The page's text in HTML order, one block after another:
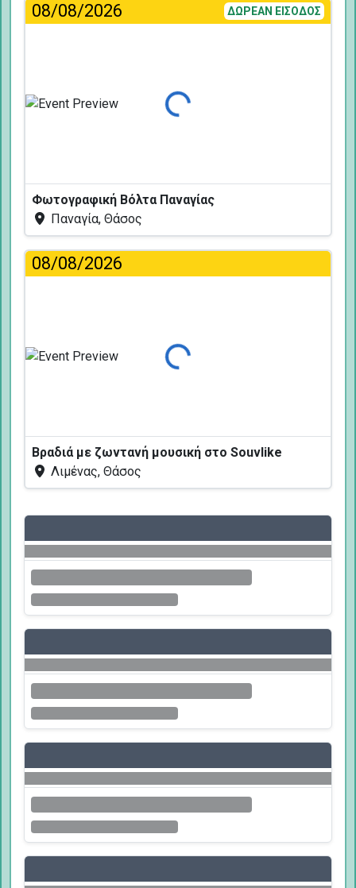
08/08/2026 ΔΩΡΕΑΝ ΕΙΣΟΔΟΣ
Φόρτωση...
Φωτογραφική Βόλτα Παναγίας
Παναγία, Θάσος
08/08/2026
Φόρτωση...
Βραδιά με ζωντανή μουσική στο Souvlike
Λιμένας, Θάσος